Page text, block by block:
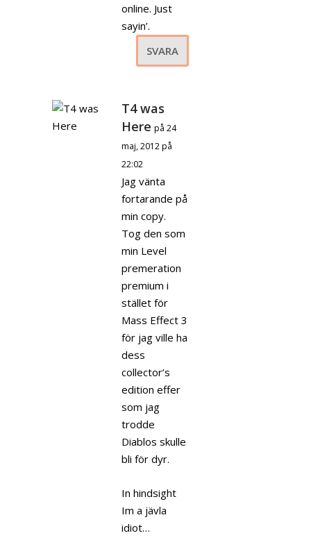
online. Just
sayin’.
SVARA
T4 was
Here på 24
maj, 2012 på
22:02
Jag vänta
fortarande på
min copy.
Tog den som
min Level
premeration
premium i
stället för
Mass Effect 3
för jag ville ha
dess
collector’s
edition effer
som jag
trodde
Diablos skulle
bli för dyr.
In hindsight
Im a jävla
idiot…